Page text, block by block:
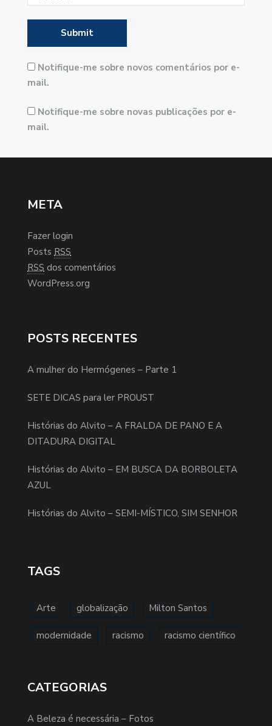
Notifique-me sobre novos comentários por e-
mail.
Notifique-me sobre novas publicações por e-
mail.
META
Fazer login
Posts RSS
RSS dos comentários
WordPress.org
POSTS RECENTES
A mulher do Hermógenes – Parte 1
SETE DICAS para ler PROUST
Histórias do Alvito – A FRALDA DE PANO E A
DITADURA DIGITAL
Histórias do Alvito – EM BUSCA DA BORBOLETA
AZUL
Histórias do Alvito – SEMI-MÍSTICO, SIM SENHOR
TAGS
Arte globalização Milton Santos
modernidade racismo racismo científico
CATEGORIAS
A Beleza é necessária – Fotos